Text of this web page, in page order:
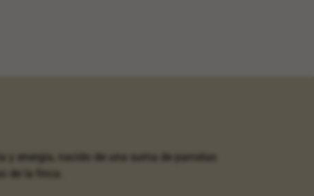
y energía, nacido de una suma de parcelas
de la finca.